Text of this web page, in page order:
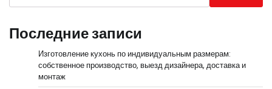
Последние записи
Изготовление кухонь по индивидуальным размерам:
собственное производство, выезд дизайнера, доставка и
монтаж